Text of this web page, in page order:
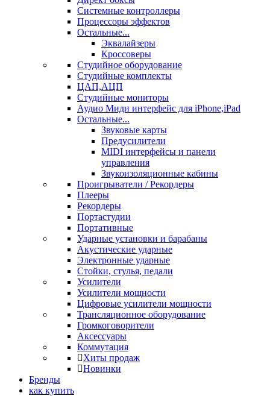
Системные контроллеры
Процессоры эффектов
Остальные...
Эквалайзеры
Кроссоверы
Студийное оборудование
Студийные комплекты
ЦАП,АЦП
Студийные мониторы
Аудио Миди интерфейс для iPhone,iPad
Остальные...
Звуковые карты
Предусилители
MIDI интерфейсы и панели
управления
Звукоизоляционные кабины
Проигрыватели / Рекордеры
Плееры
Рекордеры
Портастудии
Портативные
Ударные установки и барабаны
Акустические ударные
Электронные ударные
Стойки, стулья, педали
Усилители
Усилители мощности
Цифровые усилители мощности
Трансляционное оборудование
Громкоговорители
Аксессуары
Коммутация
Хиты продаж
Новинки
Бренды
как купить